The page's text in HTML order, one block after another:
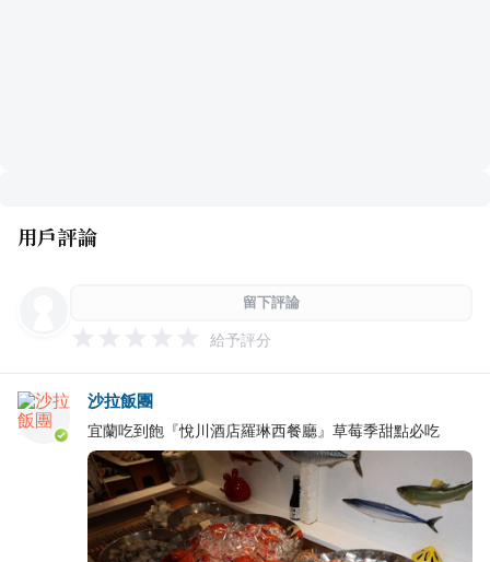
用戶評論
留下評論
給予評分
沙拉飯團
宜蘭吃到飽『悅川酒店羅琳西餐廳』草莓季甜點必吃